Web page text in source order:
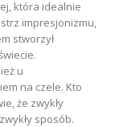
która idealnie
impresjonizmu,
stworzył
u
na czele. Kto
że zwykły
sposób.